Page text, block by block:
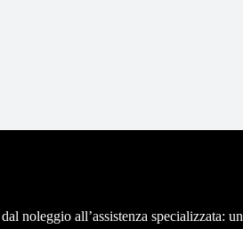
noleggio all’assistenza specializzata: un